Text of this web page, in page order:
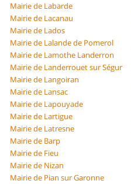
Mairie de Labarde
Mairie de Lacanau
Mairie de Lados
Mairie de Lalande de Pomerol
Mairie de Lamothe Landerron
Mairie de Landerrouet sur Ségur
Mairie de Langoiran
Mairie de Lansac
Mairie de Lapouyade
Mairie de Lartigue
Mairie de Latresne
Mairie de Barp
Mairie de Fieu
Mairie de Nizan
Mairie de Pian sur Garonne